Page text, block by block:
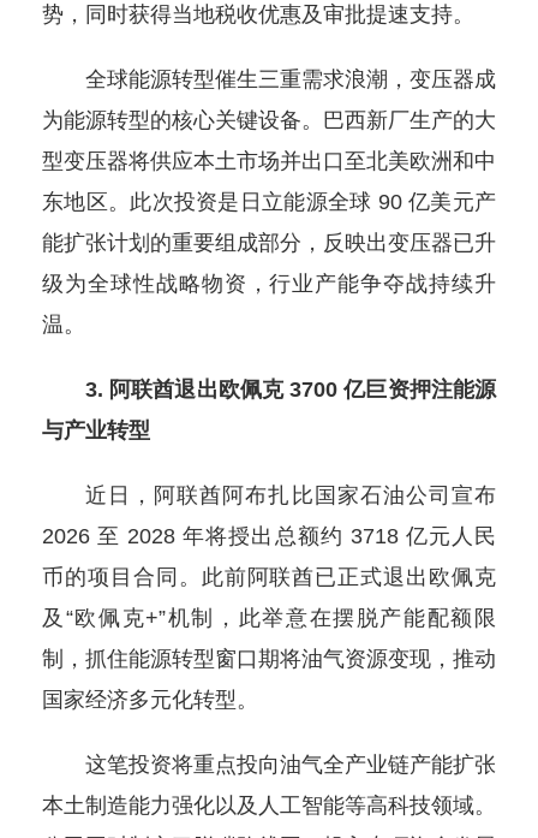
势，同时获得当地税收优惠及审批提速支持。
全球能源转型催生三重需求浪潮，变压器成
为能源转型的核心关键设备。巴西新厂生产的大
型变压器将供应本土市场并出口至北美欧洲和中
东地区。此次投资是日立能源全球 90 亿美元产
能扩张计划的重要组成部分，反映出变压器已升
级为全球性战略物资，行业产能争夺战持续升
温。
3. 阿联酋退出欧佩克 3700 亿巨资押注能源
与产业转型
近日，阿联酋阿布扎比国家石油公司宣布
2026 至 2028 年将授出总额约 3718 亿元人民
币的项目合同。此前阿联酋已正式退出欧佩克
及“欧佩克+”机制，此举意在摆脱产能配额限
制，抓住能源转型窗口期将油气资源变现，推动
国家经济多元化转型。
这笔投资将重点投向油气全产业链产能扩张
本土制造能力强化以及人工智能等高科技领域。